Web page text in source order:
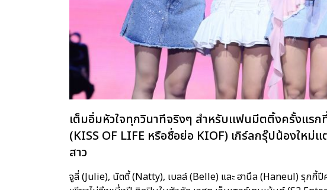
เต็มอิ่มหัวใจทุกวินาทีจริงๆ สำหรับแฟนมีตติ้งครั้งแรก
(KISS OF LIFE หรือชื่อย่อ KIOF) เกิร์ลกรุ๊ปน้องใหม่
สาว
จูลี่ (Julie), นัตตี้ (Natty), เบลล์ (Belle) และ ฮานึล (Haneul) รุกกี้ปี